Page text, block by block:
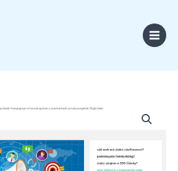
Price
through
49,00 €